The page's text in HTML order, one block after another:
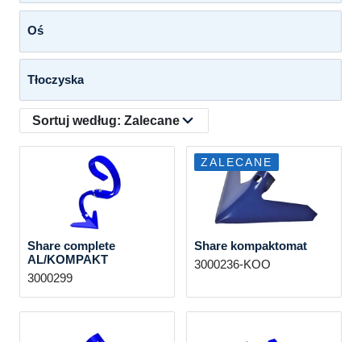
Oś
Tłoczyska
Sortuj według: Zalecane
Share complete
AL/KOMPAKT
3000299
ZALECANE
Share kompaktomat
3000236-KOO